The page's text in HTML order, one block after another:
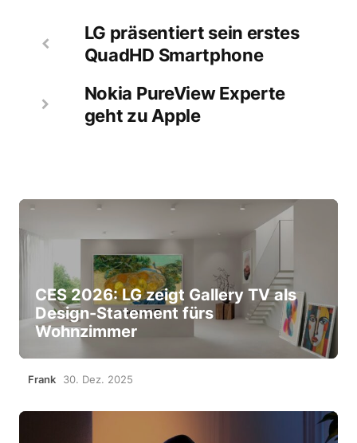
LG präsentiert sein erstes
QuadHD Smartphone
Nokia PureView Experte
geht zu Apple
CES 2026: LG zeigt Gallery TV als
Design-Statement fürs
Wohnzimmer
Frank 30. Dez. 2025